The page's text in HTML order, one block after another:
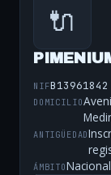
🔌
NIFB13961842
DOMICILIO
ANTIGÜEDAD
ÁMBITONacional